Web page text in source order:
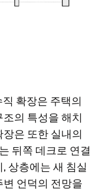
확장은 주택의
의 특성을 해치
은 또한 실내의
뒤쪽 데크로 연결
상층에는 새 침실
언덕의 전망을